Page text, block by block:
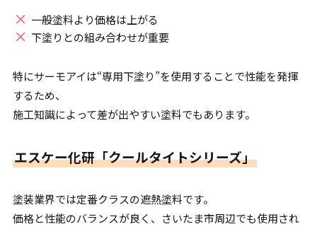
一般塗料より価格は上がる
下塗りとの組み合わせが重要
特にサーモアイは“専用下塗り”を使用することで性能を発揮
するため、
施工知識によって差が出やすい塗料でもあります。
エスケー化研「クールタイトシリーズ」
塗装業界では定番クラスの遮熱塗料です。
価格と性能のバランスが良く、さいたま市周辺でも使用され